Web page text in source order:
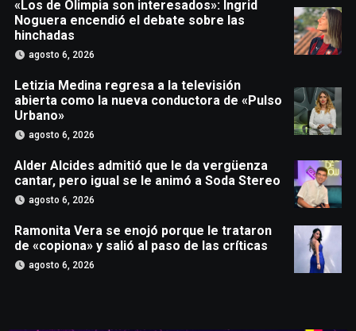
«Los de Olimpia son interesados»: Ingrid
Noguera encendió el debate sobre las
hinchadas
agosto 6, 2026
Letizia Medina regresa a la televisión
abierta como la nueva conductora de «Pulso
Urbano»
agosto 6, 2026
Alder Alcides admitió que le da vergüenza
cantar, pero igual se le animó a Soda Stereo
agosto 6, 2026
Ramonita Vera se enojó porque le trataron
de «copiona» y salió al paso de las críticas
agosto 6, 2026